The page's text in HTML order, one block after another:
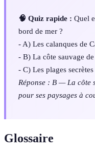
🧠 Quiz rapide : Quel
bord de mer ?
- A) Les calanques de
- B) La côte sauvage
- C) Les plages
Réponse : B — La côte
pour ses paysages à
Glossaire